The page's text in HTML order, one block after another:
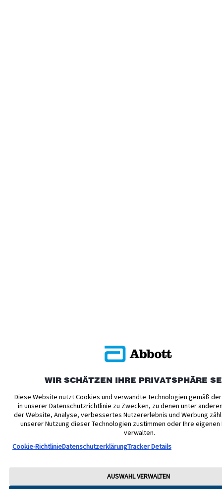
WIR SCHÄTZEN IHRE PRIVATSPHÄRE
Diese Website nutzt Cookies und verwandte Technologien gemäß
in unserer Datenschutzrichtlinie zu Zwecken, zu denen unter
der Website, Analyse, verbessertes Nutzererlebnis und Werbung
unserer Nutzung dieser Technologien zustimmen oder Ihre
verwalten.
Cookie-RichtlinieDatenschutzerklärungTracker Details
AUSWAHL VERWALTEN